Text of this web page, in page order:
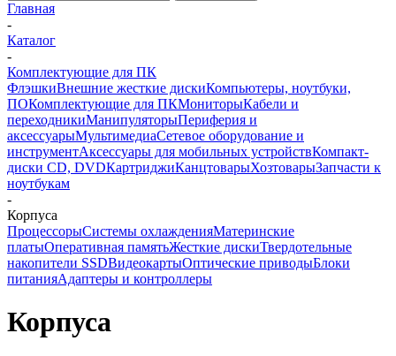
Главная
-
Каталог
-
Комплектующие для ПК
ФлэшкиВнешние жесткие дискиКомпьютеры, ноутбуки,
ПОКомплектующие для ПКМониторыКабели и
переходникиМанипуляторыПериферия и
аксессуарыМультимедиаСетевое оборудование и
инструментАксессуары для мобильных устройствКомпакт-
диски CD, DVDКартриджиКанцтоварыХозтоварыЗапчасти к
ноутбукам
-
Корпуса
ПроцессорыСистемы охлажденияМатеринские
платыОперативная памятьЖесткие дискиТвердотельные
накопители SSDВидеокартыОптические приводыБлоки
питанияАдаптеры и контроллеры
Корпуса